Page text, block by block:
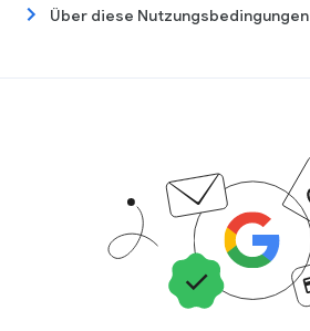
Über diese Nutzungsbedingungen